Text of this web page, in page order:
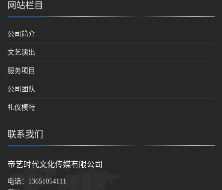
网站栏目
公司简介
文艺演出
服务项目
公司团队
礼仪模特
联系我们
帝艺时代文化传媒有限公司
电话： 13651054111